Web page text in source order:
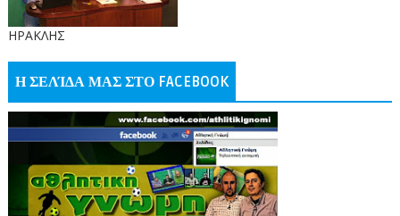
ΗΡΑΚΛΗΣ
Η ΣΕΛΊΔΑ ΜΑΣ ΣΤΟ FACEBOOK